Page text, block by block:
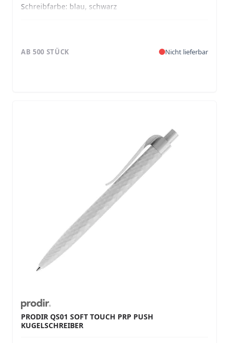
Schreibfarbe: blau, schwarz
AB 500 STÜCK Nicht lieferbar
PRODIR QS01 SOFT TOUCH PRP PUSH
KUGELSCHREIBER